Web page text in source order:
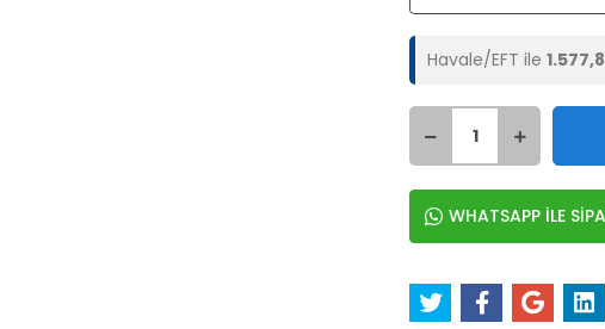
Havale/EFT ile
WHATSAPP İLE